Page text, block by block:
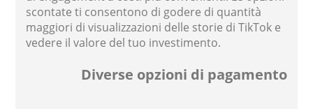
scontate ti consentono di godere di quantità
maggiori di visualizzazioni delle storie di TikTok e
vedere il valore del tuo investimento.
Diverse opzioni di pagamento